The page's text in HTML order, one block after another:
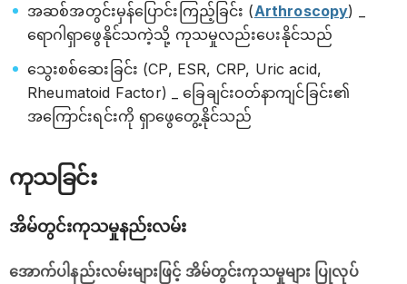
အဆစ်အတွင်းမှန်ပြောင်းကြည့်ခြင်း (Arthroscopy) _
ရောဂါရှာဖွေနိုင်သကဲ့သို့ ကုသမှုလည်းပေးနိုင်သည်
သွေးစစ်ဆေးခြင်း (CP, ESR, CRP, Uric acid,
Rheumatoid Factor) _ ခြေချင်းဝတ်နာကျင်ခြင်း၏
အကြောင်းရင်းကို ရှာဖွေတွေ့နိုင်သည်
ကုသခြင်း
အိမ်တွင်းကုသမှုနည်းလမ်း
အောက်ပါနည်းလမ်းများဖြင့် အိမ်တွင်းကုသမှုများ ပြုလုပ်